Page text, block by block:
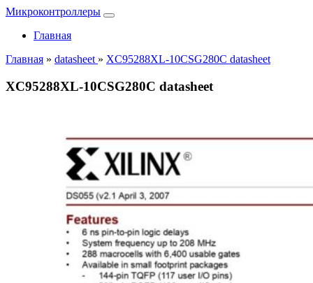
Микроконтроллеры
Главная
Главная » datasheet » XC95288XL-10CSG280C datasheet
XC95288XL-10CSG280C datasheet